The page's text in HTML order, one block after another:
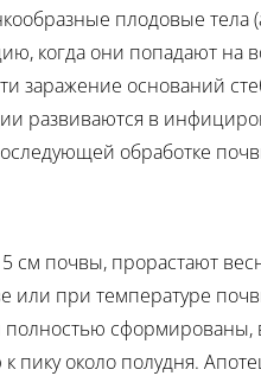
плодовые
когда они попадают на
заражение оснований
развиваются в
обработке
почвы, прорастают
при температуре
сформированы,
около полудня.